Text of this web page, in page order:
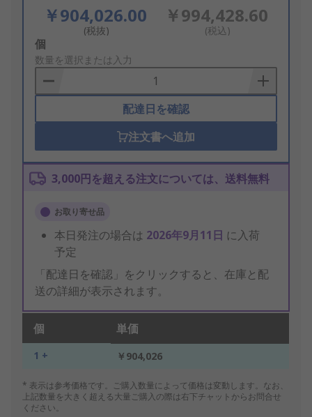
￥904,026.00
(税抜)
￥994,428.60
(税込)
Add
to
Basket
個
数量を選択または入力
配達日を確認
注文書へ追加
3,000円を超える注文については、送料無料
お取り寄せ品
本日発注の場合は 2026年9月11日 に入荷
予定
「配達日を確認」をクリックすると、在庫と配
送の詳細が表示されます。
個 単価
1 + ￥904,026
* 表示は参考価格です。ご購入数量によって価格は変動します。なお、
上記数量を大きく超える大量ご購入の際は右下チャットからお問合せ
ください。